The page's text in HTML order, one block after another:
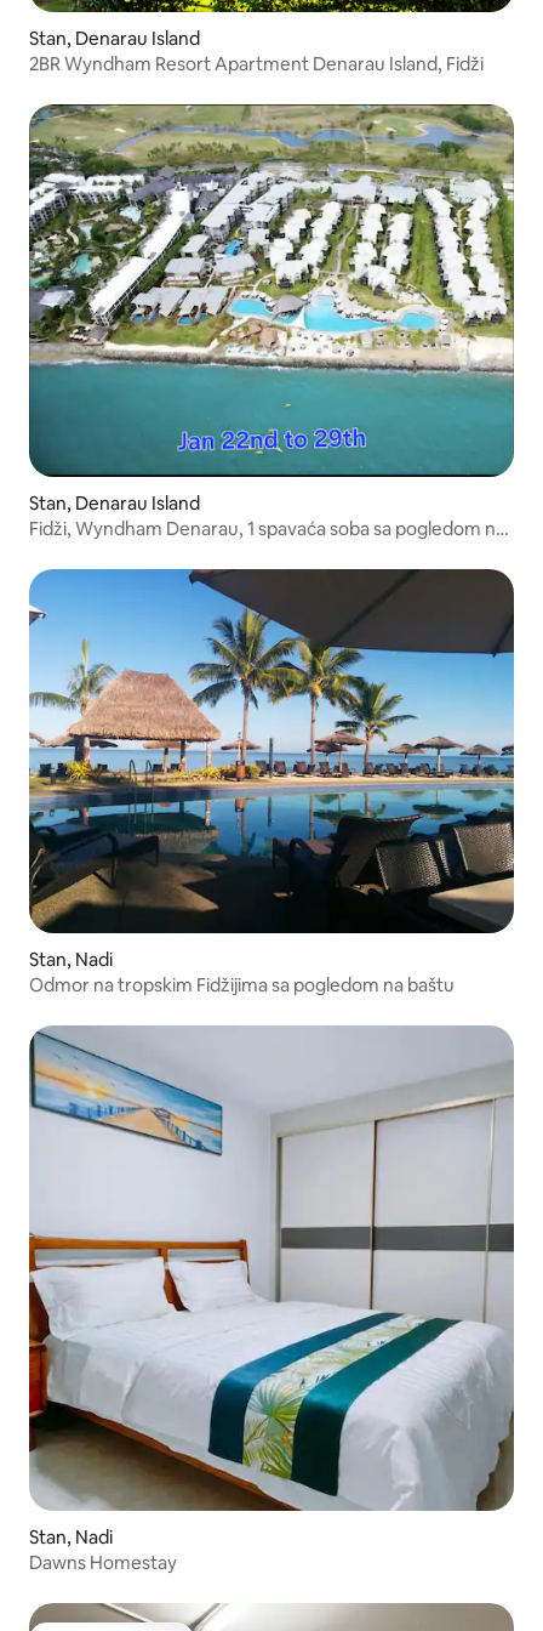
Stan, Denarau Island
2BR Wyndham Resort Apartment Denarau Island, Fidži
Stan, Denarau Island
Fidži, Wyndham Denarau, 1 spavaća soba sa pogledom na
Stan, Nadi
Odmor na tropskim Fidžijima sa pogledom na baštu
Stan, Nadi
Dawns Homestay